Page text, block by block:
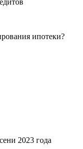
ипотеки?
2023 года